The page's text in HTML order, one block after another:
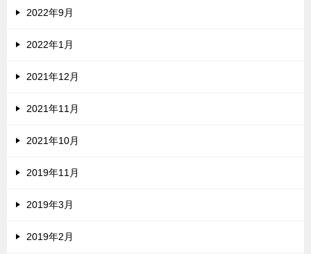
2022年9月
2022年1月
2021年12月
2021年11月
2021年10月
2019年11月
2019年3月
2019年2月